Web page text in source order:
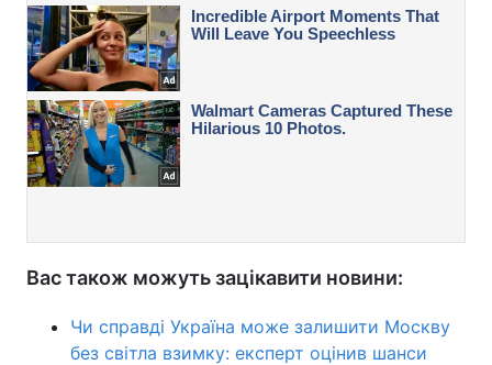
Вас також можуть зацікавити новини:
Чи справді Україна може залишити Москву
без світла взимку: експерт оцінив шанси